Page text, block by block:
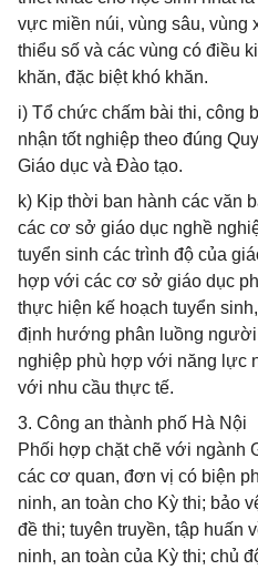
vực miền núi, vùng sâu, vùng
thiểu số và các vùng có điều
khăn, đặc biệt khó khăn.
i) Tổ chức chấm bài thi, công
nhận tốt nghiệp theo đúng
Giáo dục và Đào tạo.
k) Kịp thời ban hành các văn
các cơ sở giáo dục nghề
tuyển sinh các trình độ của
hợp với các cơ sở giáo dục
thực hiện kế hoạch tuyển
định hướng phân luồng
nghiệp phù hợp với năng lực
với nhu cầu thực tế.
3. Công an thành phố Hà Nội
Phối hợp chặt chẽ với ngành
các cơ quan, đơn vị có biện
ninh, an toàn cho Kỳ thi; bảo
đề thi; tuyên truyền, tập huấn
ninh, an toàn của Kỳ thi; chủ